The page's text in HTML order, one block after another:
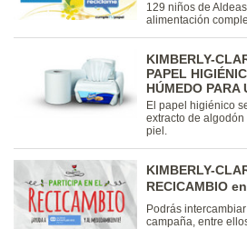
129 niños de
alimentación
KIMBERLY-
PAPEL
HÚMEDO PARA
El papel higiénico
extracto de
piel.
KIMBERLY-
Podrás
campaña, entre